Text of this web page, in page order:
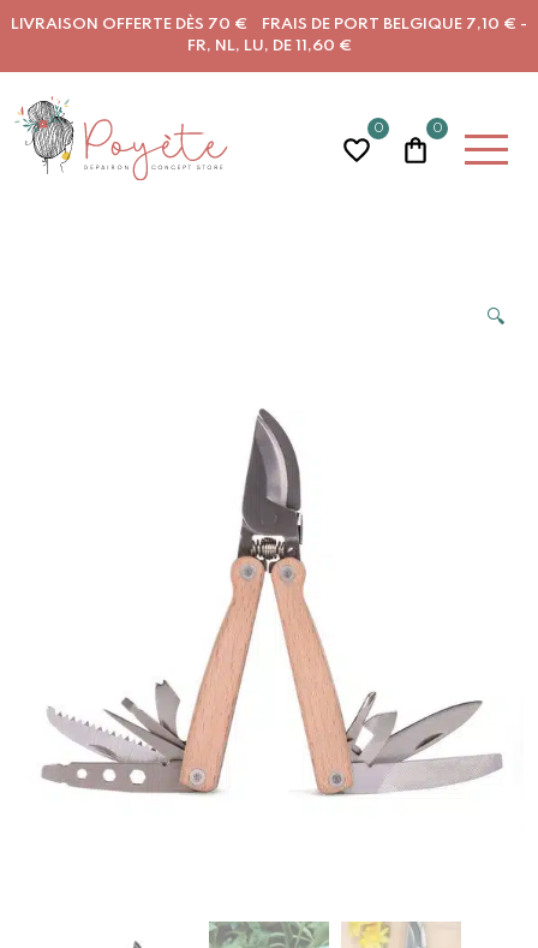
LIVRAISON OFFERTE DÈS 70 € FRAIS DE PORT BELGIQUE 7,10 € -
FR, NL, LU, DE 11,60 €
0 0
🔍